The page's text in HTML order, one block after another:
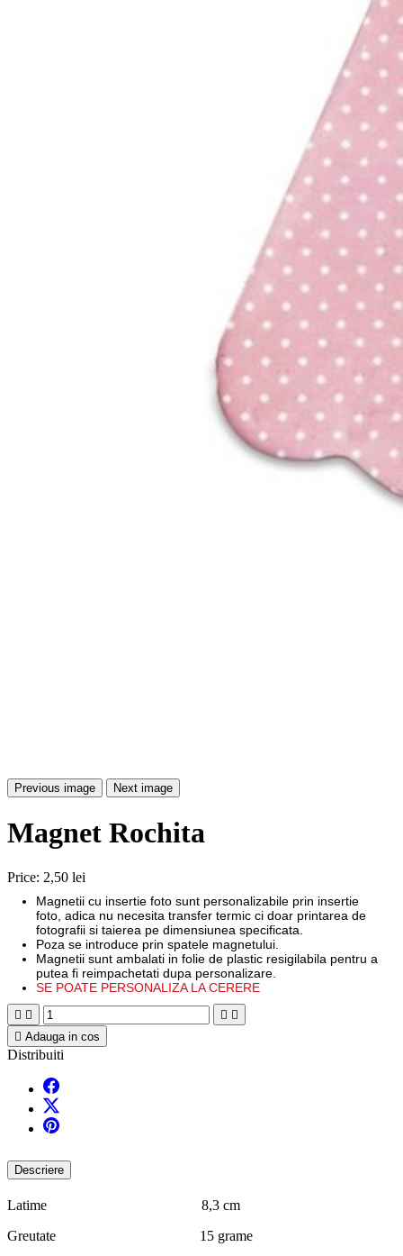
Previous image Next image
Magnet Rochita
Price: 2,50 lei
Magnetii cu insertie foto sunt personalizabile prin insertie
foto, adica nu necesita transfer termic ci doar printarea de
fotografii si taierea pe dimensiunea specificata.
Poza se introduce prin spatele magnetului.
Magnetii sunt ambalati in folie de plastic resigilabila pentru a
putea fi reimpachetati dupa personalizare.
SE POATE PERSONALIZA LA CERERE
   
 Adauga in cos
Distribuiti
Descriere
Latime 8,3 cm
Greutate 15 grame